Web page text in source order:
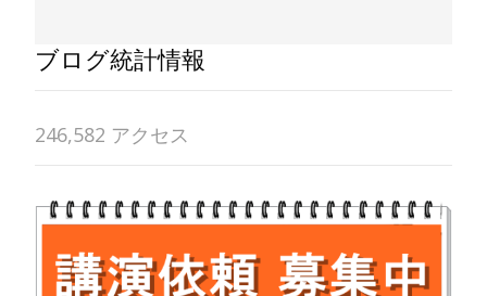
ブログ統計情報
246,582 アクセス